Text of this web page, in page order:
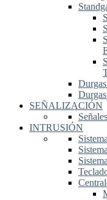
SEÑALIZACIÓN
INTRUSIÓN